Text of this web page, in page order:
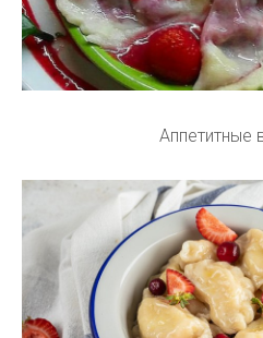
Аппетитные